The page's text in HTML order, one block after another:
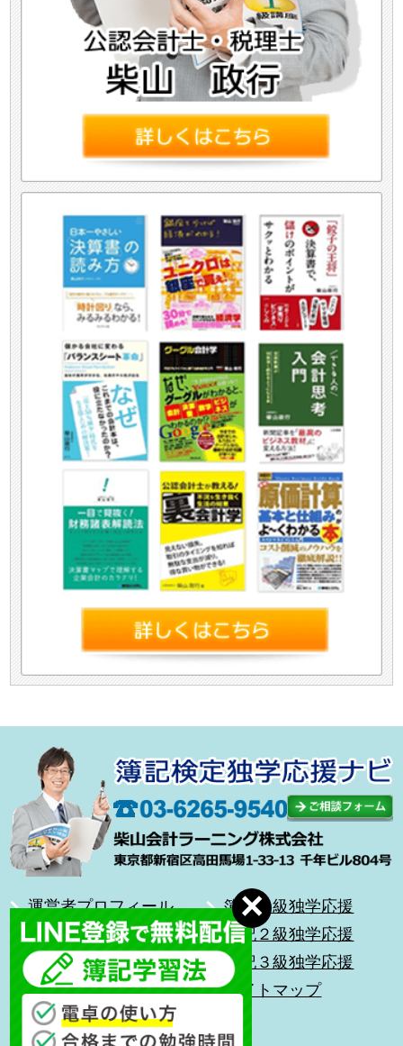
運営者プロフィール
合格体験記
無料メール講座
前を向いて歩こう
キッズ簿記
簿記１級独学応援
簿記２級独学応援
簿記３級独学応援
サイトマップ